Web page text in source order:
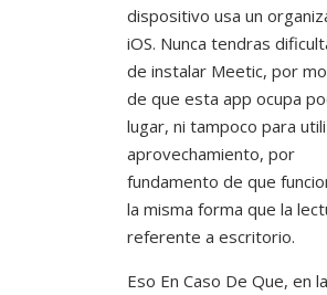
dispositivo usa un
iOS. Nunca tendras
de instalar Meetic, por
de que esta app ocupa
lugar, ni tampoco para
aprovechamiento, por
fundamento de que
la misma forma que la
referente a escritorio.
Eso En Caso De Que, en